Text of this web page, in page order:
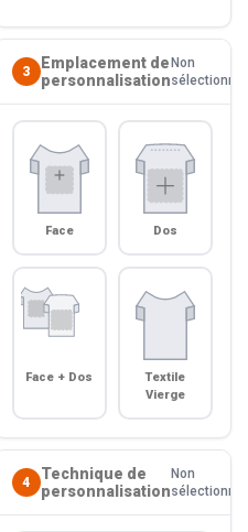
3
Emplacement de
personnalisation
Non
sélectionné
Face Dos
Face + Dos
Textile
Vierge
4
Technique de
personnalisation
Non
sélectionné